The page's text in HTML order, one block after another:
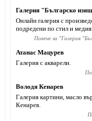
Галерия "Българско
Онлайн галерия с
подредени по стил и
Повече за "Галерия
Атанас Мацурев
Галерия с акварели.
Володя Кенарев
Галерия картини, масло
Кенарев.